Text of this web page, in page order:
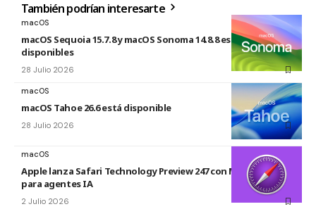
También podrían interesarte
macOS
macOS Sequoia 15.7.8 y macOS Sonoma 14.8.8 están
disponibles
28 Julio 2026
macOS
macOS Tahoe 26.6 está disponible
28 Julio 2026
macOS
Apple lanza Safari Technology Preview 247 con MCP Server
para agentes IA
2 Julio 2026